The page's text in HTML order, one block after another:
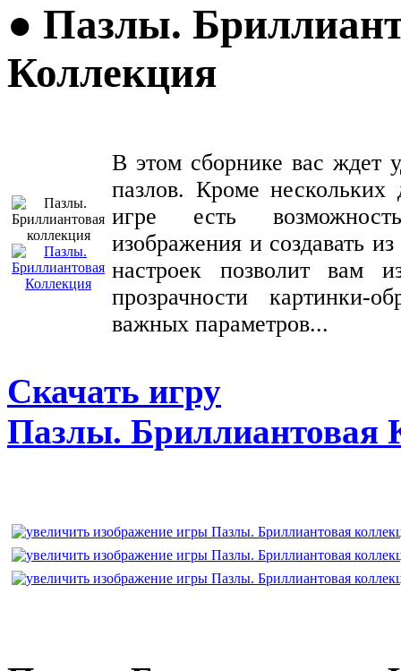
● Пазлы.
Коллекция
В этом сборнике вас ждет
пазлов. Кроме нескольких
игре есть
изображения и создавать
настроек позволит вам
прозрачности картинки-
важных параметров...
Скачать игру
Пазлы. Бриллиантовая